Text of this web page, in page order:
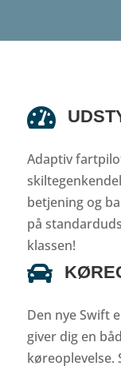

Adaptiv
betjening og
på
klassen!

Den nye Swift
giver dig en
køreoplevelse.